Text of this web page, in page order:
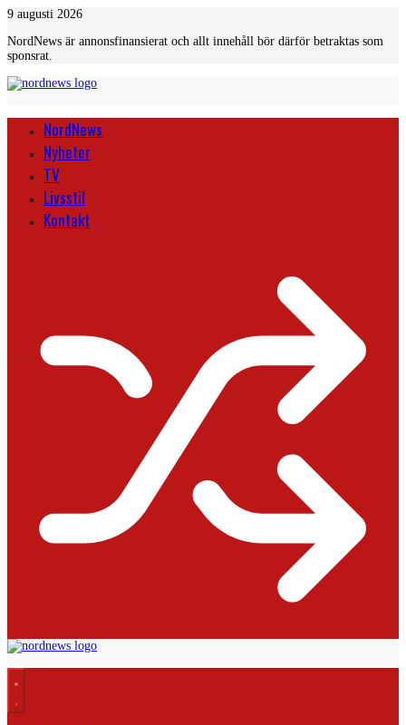
Skip
content
9 augusti 2026
NordNews är annonsfinansierat och allt innehåll bör därför betraktas som
sponsrat.
NordNews
Nyheter
TV
Livsstil
Kontakt